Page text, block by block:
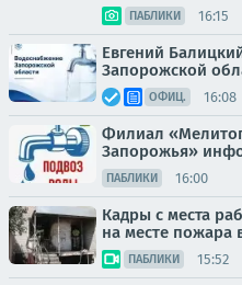
ПАБЛИКИ 16:15
Евгений
Запорожской
ОФИЦ. 16:08
Филиал
Запорожья»
ПАБЛИКИ 16:00
Кадры с места
на месте пожара
ПАБЛИКИ 15:52